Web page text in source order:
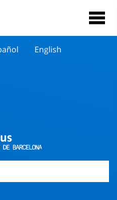
English